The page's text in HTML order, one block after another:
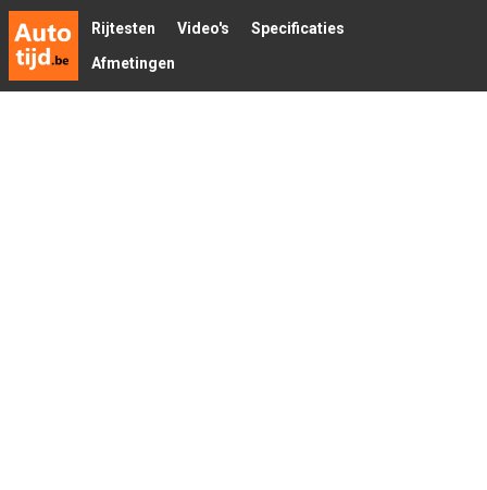
Rijtesten Video's
Specificaties
Afmetingen